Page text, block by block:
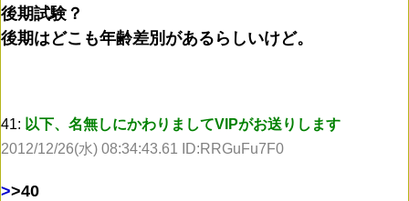
後期試験？
後期はどこも年齢差別があるらしいけど。
41: 以下、名無しにかわりましてVIPがお送りします
2012/12/26(水) 08:34:43.61 ID:RRGuFu7F0
>>40